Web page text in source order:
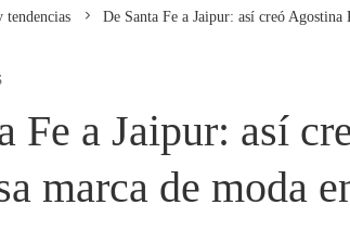
tendencias De Santa Fe a Jaipur: así creó
Fe a Jaipur: así
marca de moda